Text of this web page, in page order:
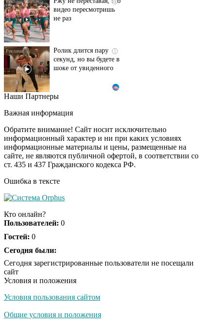
i
видео пересмотришь
не раз
i
Ролик длится пару
секунд, но вы будете в
шоке от увиденного
Ролик из Омска: вы
i
Королева вагона
отожгла! Видео не
оставит равнодушным
Наши Партнеры
Важная информация
Обратите внимание! Сайт носит исключительно
информационный характер и ни при каких условиях
информационные материалы и цены, размещенные на
сайте, не являются публичной офертой, в соответствии со
ст. 435 и 437 Гражданского кодекса РФ.
Ошибка в тексте
Кто онлайн?
Пользователей: 0
Гостей: 0
Сегодня были:
Сегодня зарегистрированные пользователи не посещали
сайт
Условия и положения
Условия пользования сайтом
Общие условия и положения